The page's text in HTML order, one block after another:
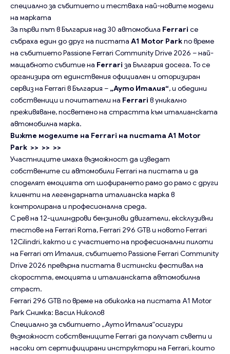
специално за събитието и тестваха най-новите модели
на марката
За първи път в България над 30 автомобила Ferrari се
събраха един до друг на пистата A1 Motor Parkпо време
на събитието Passione Ferrari Community Drive 2026 – най-
мащабното събитие на Ferrari за България досега. То се
организира от единствения официален и оторизиран
сервиз на Ferrari в България – „Ауто Италия“, и обедини
собственици и почитатели на Ferrari в уникално
преживяване, посветено на страстта към италианската
автомобилна марка.
Вижте моделите на Ferrari на пистата A1 Motor
Park >> >> >>
Участниците имаха възможност да изведат
собствените си автомобили Ferrari на пистата и да
споделят емоцията от шофирането рамо до рамо с други
клиенти на легендарната италианска марка в
контролирана и професионална среда.
С рев на 12-цилиндрови бензинови двигатели, ексклузивни
тестове на Ferrari Roma, Ferrari 296 GTB и новото Ferrari
12Cilindri, както и с участието на професионални пилоти
на Ferrari от Италия, събитието Passione Ferrari Community
Drive 2026 превърна пистата в истински фестивал на
скоростта, емоцията и италианската автомобилна
страст.
Ferrari 296 GTB по време на обиколка на пистата A1 Motor
ParkСнимка: Васил Николов
Специално за събитието „Ауто Италия“осигури
възможност собствениците Ferrari да получат съвети и
насоки от сертифицирани инструктори на Ferrari, които